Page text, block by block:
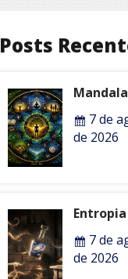
Posts
Mandala
7 de
de 2026
7 de
de 2026